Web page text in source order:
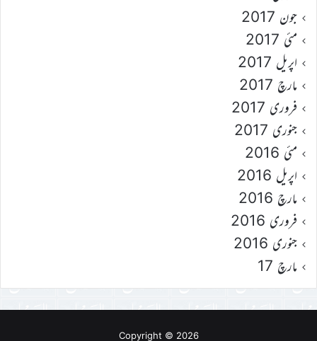
جون 2017
مئی 2017
اپریل 2017
مارچ 2017
فروری 2017
جنوری 2017
مئی 2016
اپریل 2016
مارچ 2016
فروری 2016
جنوری 2016
مارچ 17
Copyright © 2026